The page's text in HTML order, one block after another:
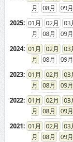
08
09
2025: 01 02 03
08
09
2024: 01 02 03
08
09
2023: 01 02 03
08
09
2022: 01 02 03
08
09
2021: 01 02 03
08
09